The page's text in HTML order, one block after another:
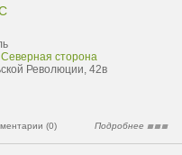
сторона
Революции, 42в
(0) Подробнее